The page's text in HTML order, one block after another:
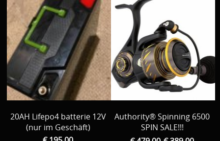
20AH Lifepo4 batterie 12V
(nur im Geschäft)
Authority® Spinning 6500
SPIN SALE!!!